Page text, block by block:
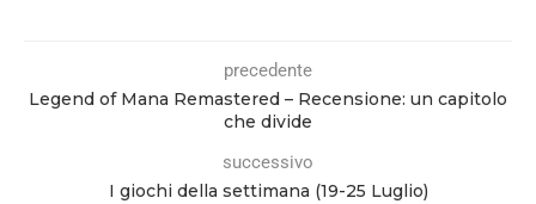
precedente
Legend of Mana Remastered – Recensione: un capitolo
che divide
successivo
I giochi della settimana (19-25 Luglio)